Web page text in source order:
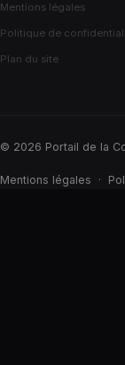
Mentions légales
Politique de
Plan du site
© 2026 Portail de la
Mentions légales ·